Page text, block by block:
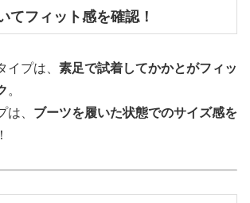
フィット感を確認！
イプは、 素足で試着してかかとがフィッ
。
は、 ブーツを履いた状態でのサイズ感を